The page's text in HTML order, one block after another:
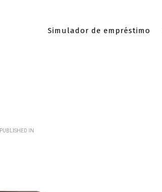
Simulador de empréstimo
PUBLISHED IN